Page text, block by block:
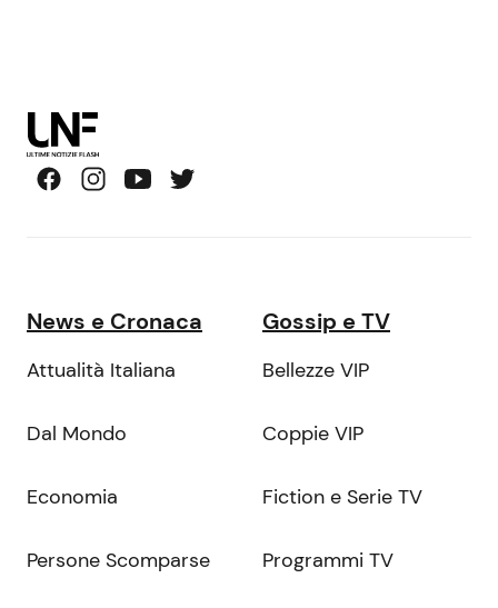
News e Cronaca
Attualità Italiana
Dal Mondo
Economia
Persone Scomparse
Gossip e TV
Bellezze VIP
Coppie VIP
Fiction e Serie TV
Programmi TV